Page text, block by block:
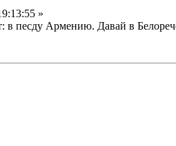
»
в песду Армению. Давай в